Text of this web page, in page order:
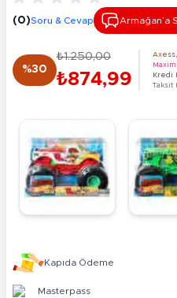
(0)Soru & Cevap Armağan’a
%30
₺1.250,00
₺874,99
Axess
Kredi
Taksit
Kapıda Ödeme
Masterpass